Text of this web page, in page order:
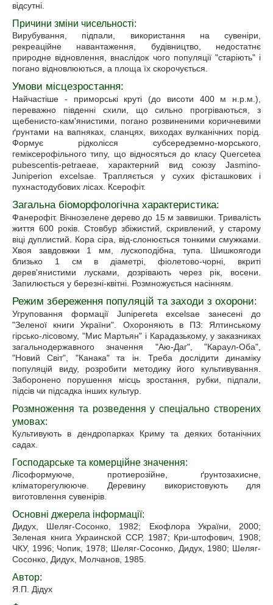
відсутні.
Причини зміни чисельності:
Вирубування, підпали, використання на сувеніри,
рекреаційне навантаження, будівництво, недостатнє
природне відновлення, внаслідок чого популяції "старіють" і
погано відновлюються, а площа їх скорочується.
Умови місцезростання:
Найчастіше - приморські круті (до висоти 400 м н.р.м.),
переважно південні схили, що сильно прогріваються, з
щебенисто-кам'янистими, погано розвиненими коричневими
ґрунтами на вапняках, сланцях, виходах вулканічних порід.
Формує рідколісся субсередземно-морського,
геміксерофільного типу, що відносяться до класу Quercetea
pubescentis-petraeae, характерний вид союзу Jasmino-
Juniperion excelsae. Трапляється у сухих фісташкових і
пухнастодубових лісах. Ксерофіт.
Загальна біоморфологічна характеристика:
Фанерофіт. Вічнозелене дерево до 15 м заввишки. Тривалість
життя 600 років. Стовбур збіжистий, скривлений, у старому
віці дуплистий. Кора сіра, від-слонюється тонкими смужками.
Хвоя завдовжки 1 мм, лускоподібна, тупа. Шишкоягоди
близько 1 см в діаметрі, фіолетово-чорні, вкриті
дерев'янистими лусками, дозрівають через рік, восени.
Запилюється у березні-квітні. Розмножується насінням.
Режим збереження популяцій та заходи з охорони:
Угруповання формації Junipereta excelsae занесені до
"Зеленої книги України". Охороняють в ПЗ: Ялтинському
гірсько-лісовому, "Мис Мартьян" і Карадазькому, у заказниках
загальнодержавного значення "Аю-Даг", "Караул-Оба",
"Новий Світ", "Канака" та ін. Треба дослідити динаміку
популяцій виду, розробити методику його культивування.
Заборонено порушення місць зростання, рубки, підпали,
підсів чи підсадка інших культур.
Розмноження та розведення у спеціально створених
умовах:
Культивують в дендропарках Криму та деяких ботанічних
садах.
Господарське та комерційне значення:
Лісоформуюче, протиерозійне, ґрунтозахисне,
кліматорегулююче. Деревину використовують для
виготовлення сувенірів.
Основні джерела інформації:
Дидух, Шеляг-Сосонко, 1982; Екофлора України, 2000;
Зеленая книга Украинской ССР, 1987; Кри-штофович, 1908;
ЧКУ, 1996; Чопик, 1978; Шеляг-Сосонко, Дидух, 1980; Шеляг-
Сосонко, Дидух, Молчанов, 1985.
Автор:
Я.П. Дідух